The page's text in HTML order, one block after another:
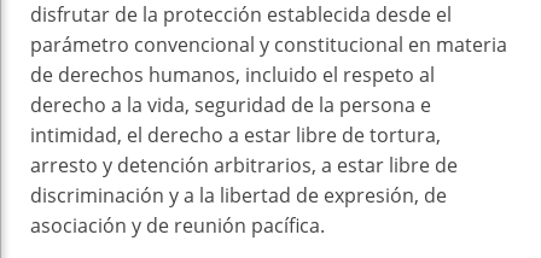
disfrutar de la protección establecida desde el
parámetro convencional y constitucional en materia
de derechos humanos, incluido el respeto al
derecho a la vida, seguridad de la persona e
intimidad, el derecho a estar libre de tortura,
arresto y detención arbitrarios, a estar libre de
discriminación y a la libertad de expresión, de
asociación y de reunión pacífica.